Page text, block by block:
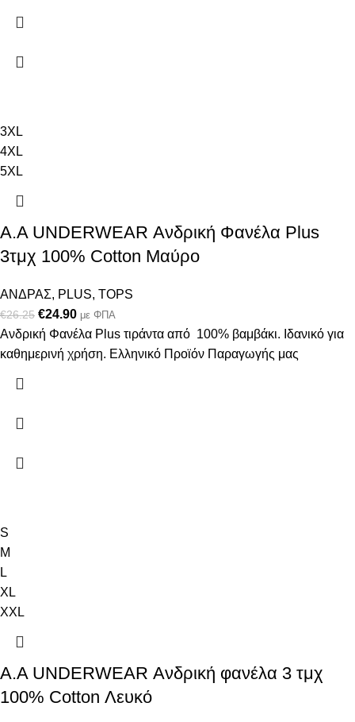
3XL
4XL
5XL
Α.A UNDERWEAR Ανδρική Φανέλα Plus
3τμχ 100% Cotton Μαύρο
ΑΝΔΡΑΣ, PLUS, TOPS
€26.25 €24.90 με ΦΠΑ
Ανδρική Φανέλα Plus τιράντα από 100% βαμβάκι. Ιδανικό για
καθημερινή χρήση. Ελληνικό Προϊόν Παραγωγής μας
S
M
L
XL
XXL
Α.A UNDERWEAR Ανδρική φανέλα 3 τμχ
100% Cotton Λευκό